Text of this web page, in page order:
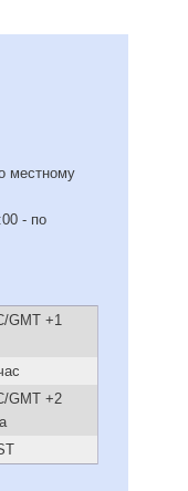
местному
- по
GMT +1
GMT +2